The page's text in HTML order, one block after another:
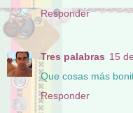
Responder
Tres palabras 15
Que cosas más
Responder